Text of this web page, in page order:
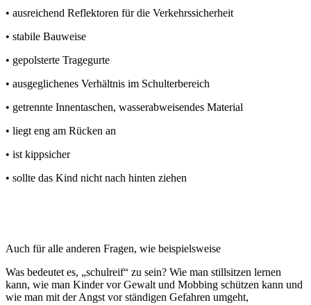
• ausreichend Reflektoren für die Verkehrssicherheit
• stabile Bauweise
• gepolsterte Tragegurte
• ausgeglichenes Verhältnis im Schulterbereich
• getrennte Innentaschen, wasserabweisendes Material
• liegt eng am Rücken an
• ist kippsicher
• sollte das Kind nicht nach hinten ziehen
Auch für alle anderen Fragen, wie beispielsweise
Was bedeutet es, „schulreif“ zu sein? Wie man stillsitzen lernen
kann, wie man Kinder vor Gewalt und Mobbing schützen kann und
wie man mit der Angst vor ständigen Gefahren umgeht,